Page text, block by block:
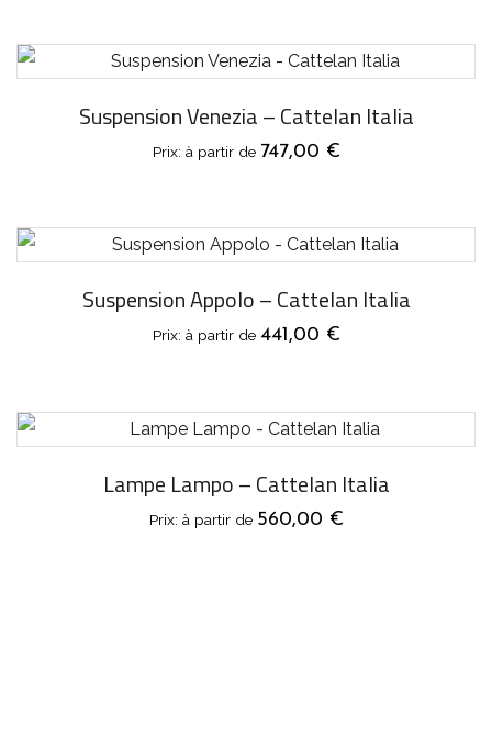
Suspension Venezia – Cattelan Italia
747,00 €
Suspension Appolo – Cattelan Italia
441,00 €
Lampe Lampo – Cattelan Italia
560,00 €